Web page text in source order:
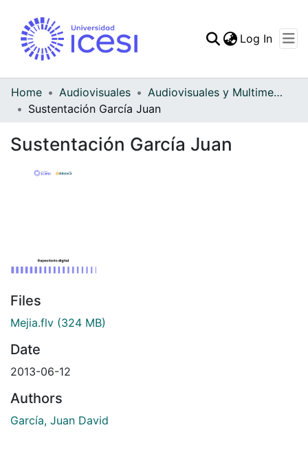
All of DSpace
Log In
Home Audiovisuales
Audiovisuales y Multimedia
Sustentación García Juan
Sustentación García Juan
Files
Mejia.flv (324 MB)
Date
2013-06-12
Authors
García, Juan David